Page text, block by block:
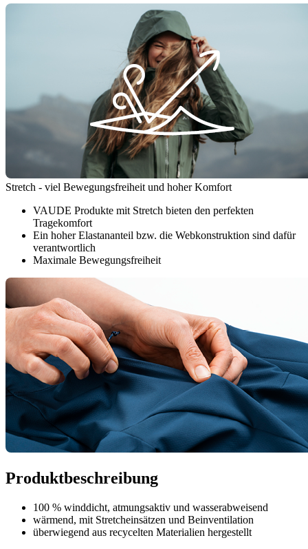
Stretch - viel Bewegungsfreiheit und hoher Komfort
VAUDE Produkte mit Stretch bieten den perfekten
Tragekomfort
Ein hoher Elastananteil bzw. die Webkonstruktion sind dafür
verantwortlich
Maximale Bewegungsfreiheit
Produktbeschreibung
100 % winddicht, atmungsaktiv und wasserabweisend
wärmend, mit Stretcheinsätzen und Beinventilation
überwiegend aus recycelten Materialien hergestellt